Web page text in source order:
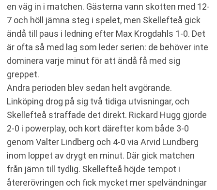
en väg in i matchen. Gästerna vann skotten med 12-
7 och höll jämna steg i spelet, men Skellefteå gick
ändå till paus i ledning efter Max Krogdahls 1-0. Det
är ofta så med lag som leder serien: de behöver inte
dominera varje minut för att ändå få med sig
greppet.
Andra perioden blev sedan helt avgörande.
Linköping drog på sig två tidiga utvisningar, och
Skellefteå straffade det direkt. Rickard Hugg gjorde
2-0 i powerplay, och kort därefter kom både 3-0
genom Valter Lindberg och 4-0 via Arvid Lundberg
inom loppet av drygt en minut. Där gick matchen
från jämn till tydlig. Skellefteå höjde tempot i
återerövringen och fick mycket mer spelvändningar